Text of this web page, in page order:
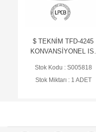
$ TEKNİM TFD-4245
KONVANSİYONEL ISI
TABAN HARİÇ)
Stok Kodu : S005818
Stok Miktarı : 1 ADET